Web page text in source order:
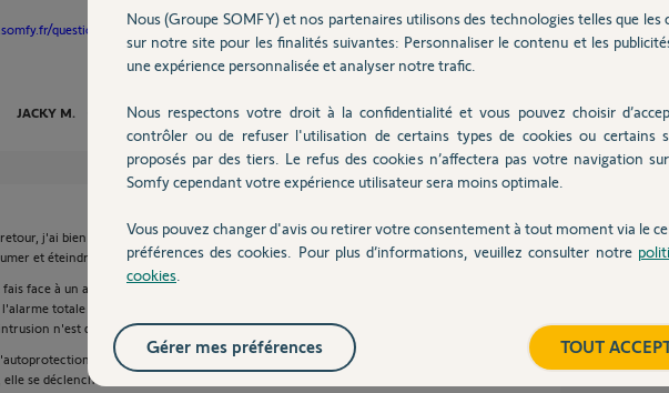
questions/3682893-protexiom-protexial-serveur-dns-somfy
JACKY M. il y a environ 2 mois
j'ai bien réussi a établir une connexion hors serveur et je peux
et éteindre l'alarme depuis l'application.
face à un autre problème.
totale et que j'ouvre une porte, l'app voit bien l'ouverture mais
n'est déclenchée et la sirène ne sonne pas.
fonctionne parfaitement : si j'ouvre le capot de la sirène ou
se déclenche immédiatement.
Nous (Groupe SOMFY) et nos partenaires utilisons des technologies telles que les
sur notre site pour les finalités suivantes: Personnaliser le contenu et les
une expérience personnalisée et analyser notre trafic.
Nous respectons votre droit à la confidentialité et vous pouvez choisir
contrôler ou de refuser l'utilisation de certains types de cookies ou certains
proposés par des tiers. Le refus des cookies n’affectera pas votre navigation
Somfy cependant votre expérience utilisateur sera moins optimale.
Vous pouvez changer d'avis ou retirer votre consentement à tout moment via le
préférences des cookies. Pour plus d’informations, veuillez consulter notre
cookies
TOUT
Gérer mes préférences